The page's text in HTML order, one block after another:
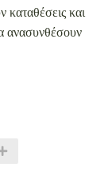
και
ανασυνθέσουν